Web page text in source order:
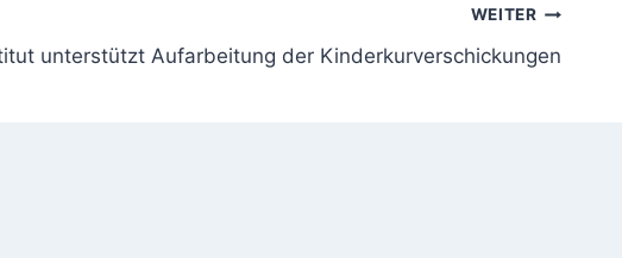
WEITER
unterstützt Aufarbeitung der Kinderkurverschickungen